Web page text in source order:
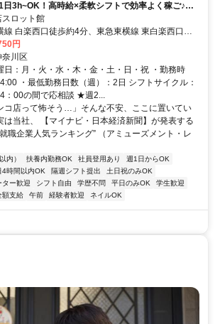
日3h~OK！高時給×柔軟シフトで効率よく稼ご♪≪
ロット館
線 白楽西口徒歩約4分、東急東横線 東白楽西口徒
線 東神奈川西口徒歩約18分 白楽駅西口から徒歩5
ら徒歩2分。
円
川区
日：月・火・水・木・金・土・日・祝 ・勤務時
・最低勤務日数（週）：2日 シフトサイクル：
：00の間で応相談 ★週2...
コ店って怖そう…」そんな不安、ここに置いてい
は当社、 【マイナビ・日本経済新聞】が発表する
職企業人気ランキング” （アミューズメント・レ
内） 扶養内勤務OK 社員登用あり
週1日からOK
4時間以内OK 隔週シフト提出
土日祝のみOK
ター歓迎 シフト自由 学歴不問 平日のみOK
学生歓迎
額支給 午前 経験者歓迎 ネイルOK